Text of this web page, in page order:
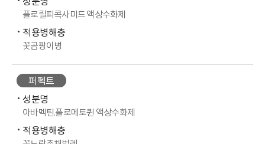
플로릴피콕사미드 액상수화제
적용병해충
꽃곰팡이병
퍼펙트
성분명
아바멕틴.플로메토퀸 액상수화제
적용병해충